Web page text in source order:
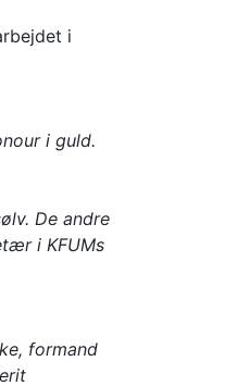
i
i guld.
De andre
i KFUMs
formand